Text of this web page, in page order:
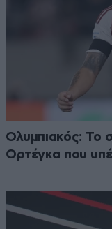
Ολυμπιακός: Το
Ορτέγκα που